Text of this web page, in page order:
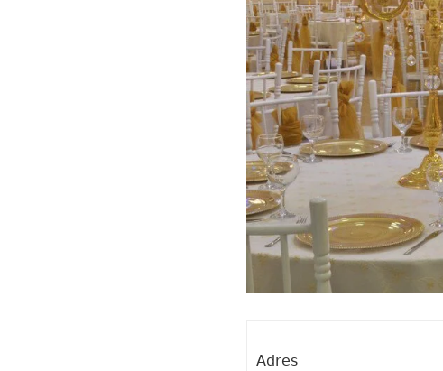
Adres